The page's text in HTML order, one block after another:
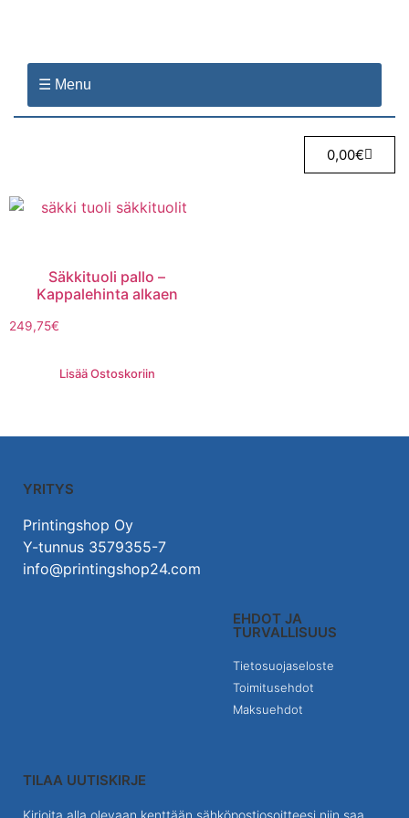
☰ Menu
0,00€
Säkkituoli pallo –
Kappalehinta alkaen
249,75€
Lisää Ostoskoriin
YRITYS
Printingshop Oy
Y-tunnus 3579355-7
info@printingshop24.com
EHDOT JA
TURVALLISUUS
Tietosuojaseloste
Toimitusehdot
Maksuehdot
TILAA UUTISKIRJE
Kirjoita alla olevaan kenttään sähköpostiosoitteesi niin saa